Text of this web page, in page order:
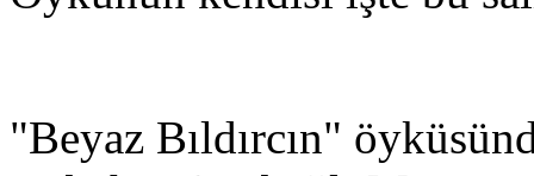
"Beyaz Bıldırcın"